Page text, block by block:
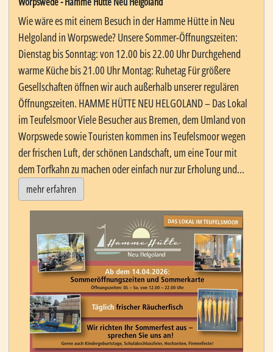
Wie wäre es mit einem Besuch in der Hamme Hütte in Neu
Helgoland in Worpswede? Unsere Sommer-Öffnungszeiten:
Dienstag bis Sonntag: von 12.00 bis 22.00 Uhr Durchgehend
warme Küche bis 21.00 Uhr Montag: Ruhetag Für größere
Gesellschaften öffnen wir auch außerhalb unserer regulären
Öffnungszeiten. HAMME HÜTTE NEU HELGOLAND – Das Lokal
im Teufelsmoor Viele Besucher aus Bremen, dem Umland von
Worpswede sowie Touristen kommen ins Teufelsmoor wegen
der frischen Luft, der schönen Landschaft, um eine Tour mit
dem Torfkahn zu machen oder einfach nur zur Erholung und...
mehr erfahren